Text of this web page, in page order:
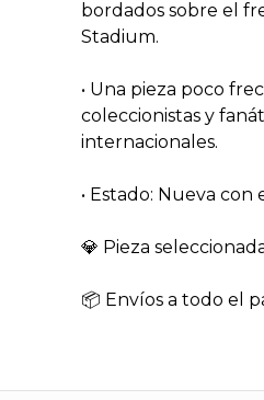
bordados sobre el
Stadium.
• Una pieza poco
coleccionistas y
internacionales.
• Estado: Nueva
💎 Pieza
📦 Envíos a todo el